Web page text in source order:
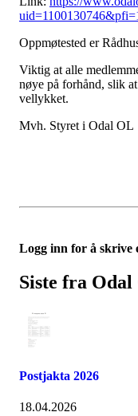
Oppmøtested er
Viktig at alle
nøye på forhånd, slik
vellykket.
Mvh. Styret i Odal OL
Logg inn for å skrive
Siste fra
Postjakta 2026
18.04.2026